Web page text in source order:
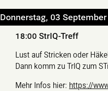
Donnerstag, 03
18:00 StrIQ-Treff
Lust auf Stricken oder
Dann komm zu TrIQ zum
Mehr Infos hier: https://